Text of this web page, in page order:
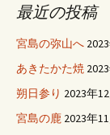
最近の投稿
宮島の弥山へ
あきたかた焼
朔日参り 2023年
宮島の鹿 2023年